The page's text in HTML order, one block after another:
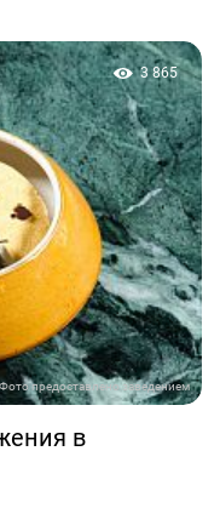
Фото предоставлено заведением
3 865
в